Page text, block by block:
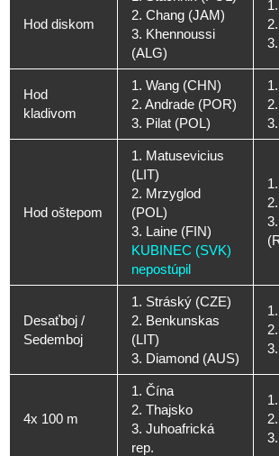
Hod diskom
2. Chang (JAM)
3. Khennoussi
(ALG)
Hod
kladivom
1. Wang (CHN)
2. Andrade (POR)
3. Pilat (POL)
Hod oštepom
1. Matusevicius
(LIT)
2. Mrzyglod
(POL)
3. Laine (FIN)
KUBINEC (SVK)
nepostúpil
Desaťboj /
Sedemboj
1. Stráský (CZE)
2. Benkunskas
(LIT)
3. Diamond (AUS)
4x 100 m
1. Čína
2. Thajsko
3. Juhoafrická
rep.